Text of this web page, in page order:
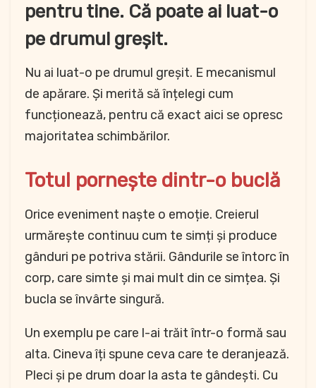
pentru tine. Că poate ai luat-o
pe drumul greșit.
Nu ai luat-o pe drumul greșit. E mecanismul
de apărare. Și merită să înțelegi cum
funcționează, pentru că exact aici se opresc
majoritatea schimbărilor.
Totul pornește dintr-o buclă
Orice eveniment naște o emoție. Creierul
urmărește continuu cum te simți și produce
gânduri pe potriva stării. Gândurile se întorc în
corp, care simte și mai mult din ce simțea. Și
bucla se învârte singură.
Un exemplu pe care l-ai trăit într-o formă sau
alta. Cineva îți spune ceva care te deranjează.
Pleci și pe drum doar la asta te gândești. Cu